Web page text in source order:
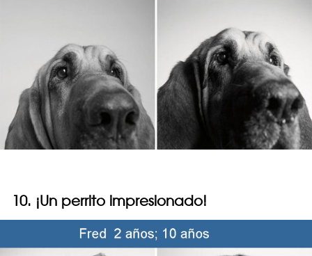
10. ¡Un perrito impresionado!